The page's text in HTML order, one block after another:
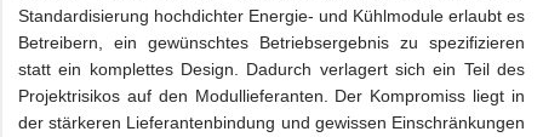
Standardisierung hochdichter Energie- und Kühlmodule erlaubt es
Betreibern, ein gewünschtes Betriebsergebnis zu spezifizieren
statt ein komplettes Design. Dadurch verlagert sich ein Teil des
Projektrisikos auf den Modullieferanten. Der Kompromiss liegt in
der stärkeren Lieferantenbindung und gewissen Einschränkungen